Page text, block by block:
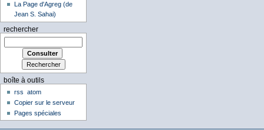
La Page d'Agreg (de
Jean S. Sahai)
rechercher
boîte à outils
rss
atom
Copier sur le serveur
Pages spéciales